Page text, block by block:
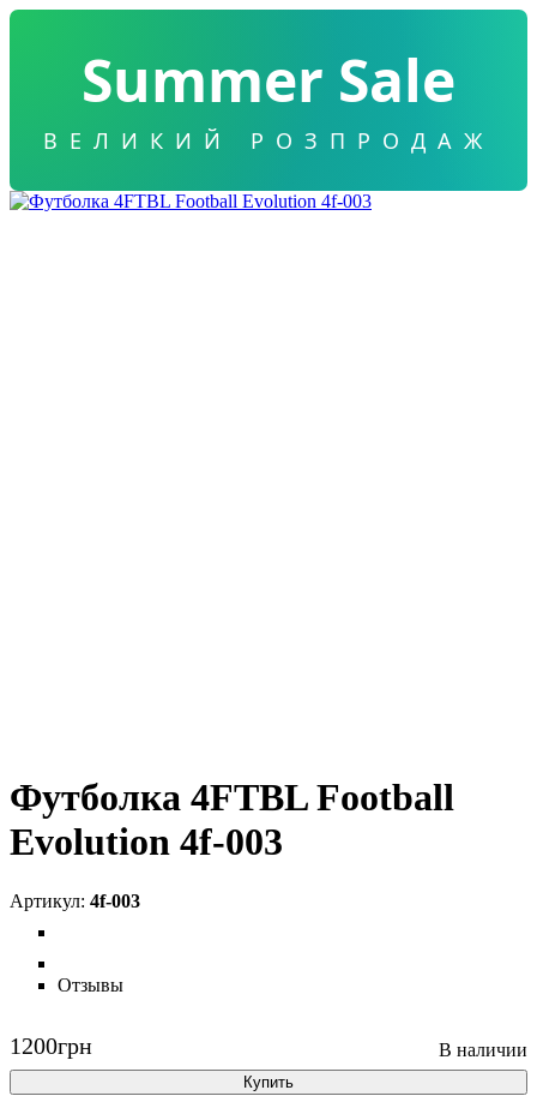
Summer Sale
ВЕЛИКИЙ РОЗПРОДАЖ
Футболка 4FTBL Football
Evolution 4f-003
4f-003
Отзывы
1200грн
Купить